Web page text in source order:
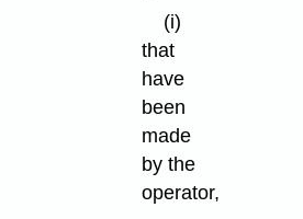
(i)
that
have
been
made
by the
operator,